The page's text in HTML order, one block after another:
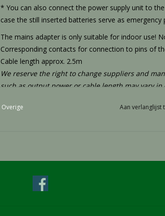
* You can also connect the power supply unit to
case the still inserted batteries serve as
The mains adapter is only suitable for indoor use!
Corresponding contacts for connection to pins of
Cable length approx. 2.5m
We reserve the right to change suppliers and
such as output power or cable length may vary in
Overige Aan verlanglijst